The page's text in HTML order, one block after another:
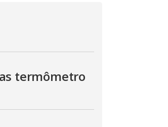
termômetro